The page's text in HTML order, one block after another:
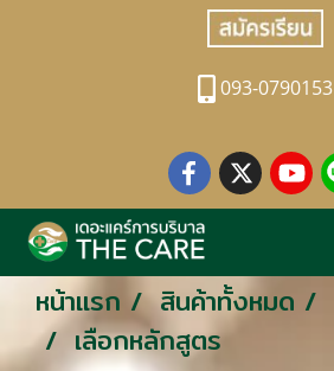
093-0790153
หน้าแรก สินค้าทั้งหมด
เลือกหลักสูตร